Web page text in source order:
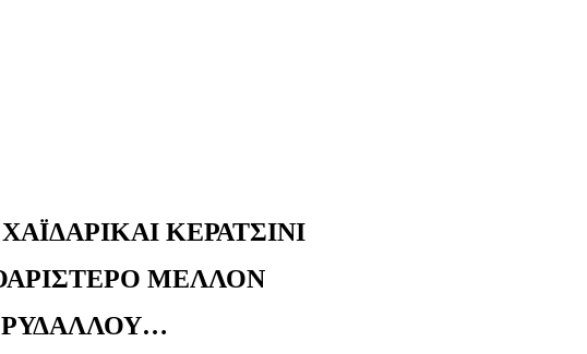
ΚΕΡΑΤΣΙΝΙ
ΜΕΛΛΟΝ